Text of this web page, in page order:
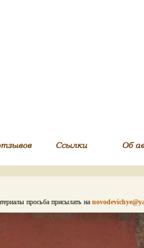
просьба присылать на